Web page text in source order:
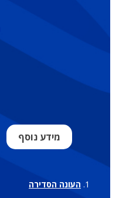
מידע נוסף
העונה הסדירה